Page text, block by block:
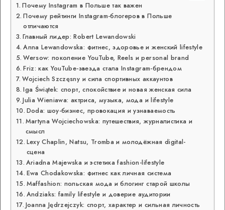
Почему Instagram в Польше так важен
Почему рейтинги Instagram-блогеров в Польше
отличаются
Главный лидер: Robert Lewandowski
Anna Lewandowska: фитнес, здоровье и женский lifestyle
Wersow: поколение YouTube, Reels и personal brand
Friz: как YouTube-звезда стала Instagram-брендом
Wojciech Szczęsny и сила спортивных аккаунтов
Iga Świątek: спорт, спокойствие и новая женская сила
Julia Wieniawa: актриса, музыка, мода и lifestyle
Doda: шоу-бизнес, провокация и узнаваемость
Martyna Wojciechowska: путешествия, журналистика и
смысл
Lexy Chaplin, Natsu, Tromba и молодёжная digital-
сцена
Ariadna Majewska и эстетика fashion-lifestyle
Ewa Chodakowska: фитнес как личная система
Maffashion: польская мода и блогинг старой школы
Andziaks: family lifestyle и доверие аудитории
Joanna Jędrzejczyk: спорт, характер и сильная личность